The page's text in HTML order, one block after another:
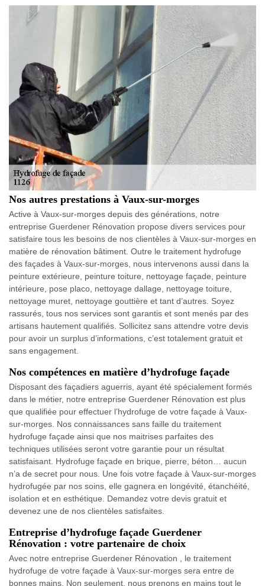
Nos autres prestations à Vaux-sur-morges
Active à Vaux-sur-morges depuis des générations, notre
entreprise Guerdener Rénovation propose divers services pour
satisfaire tous les besoins de nos clientèles à Vaux-sur-morges en
matière de rénovation bâtiment. Outre le traitement hydrofuge
des façades à Vaux-sur-morges, nous intervenons aussi dans la
peinture extérieure, peinture toiture, nettoyage façade, peinture
intérieure, pose placo, nettoyage dallage, nettoyage toiture,
nettoyage muret, nettoyage gouttière et tant d’autres. Soyez
rassurés, tous nos services sont garantis et sont menés par des
artisans hautement qualifiés. Sollicitez sans attendre votre devis
pour avoir un surplus d’informations, c’est totalement gratuit et
sans engagement.
Nos compétences en matière d’hydrofuge façade
Disposant des façadiers aguerris, ayant été spécialement formés
dans le métier, notre entreprise Guerdener Rénovation est plus
que qualifiée pour effectuer l’hydrofuge de votre façade à Vaux-
sur-morges. Nos connaissances sans faille du traitement
hydrofuge façade ainsi que nos maitrises parfaites des
techniques utilisées seront votre garantie pour un résultat
satisfaisant. Hydrofuge façade en brique, pierre, béton… aucun
n’a de secret pour nous. Une fois votre façade à Vaux-sur-morges
hydrofugée par nos soins, elle gagnera en longévité, étanchéité,
isolation et en esthétique. Demandez votre devis gratuit et
devenez une de nos clientèles satisfaites.
Entreprise d’hydrofuge façade Guerdener
Rénovation : votre partenaire de choix
Avec notre entreprise Guerdener Rénovation , le traitement
hydrofuge de votre façade à Vaux-sur-morges sera entre de
bonnes mains. Non seulement, nous prenons en mains tout le